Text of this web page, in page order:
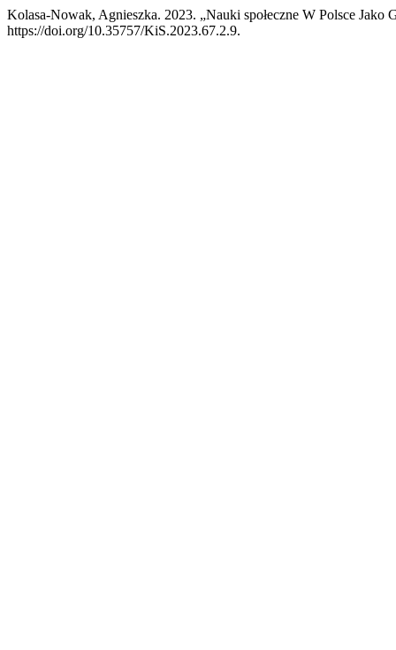
Kolasa-Nowak, Agnieszka. 2023. „Nauki społeczne W Polsce Jako
https://doi.org/10.35757/KiS.2023.67.2.9.